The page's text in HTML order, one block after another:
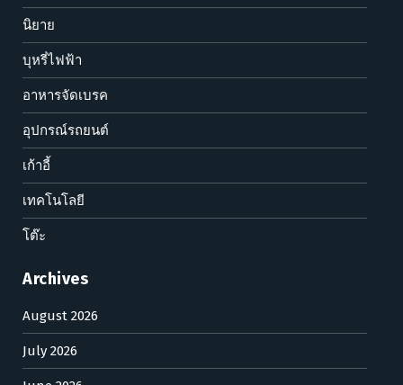
นิยาย
บุหรี่ไฟฟ้า
อาหารจัดเบรค
อุปกรณ์รถยนต์
เก้าอี้
เทคโนโลยี
โต๊ะ
Archives
August 2026
July 2026